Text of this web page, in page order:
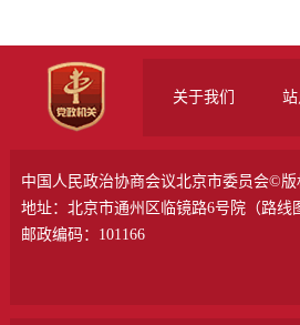
关于我们 站
中国人民政治协商会议北京市委员会©版
地址：北京市通州区临镜路6号院（路线
邮政编码：101166